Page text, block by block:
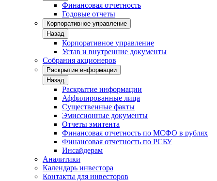
Финансовая отчетность
Годовые отчеты
Корпоративное управление
Назад
Корпоративное управление
Устав и внутренние документы
Собрания акционеров
Раскрытие информации
Назад
Раскрытие информации
Аффилированные лица
Существенные факты
Эмиссионные документы
Отчеты эмитента
Финансовая отчетность по МСФО в рублях
Финансовая отчетность по РСБУ
Инсайдерам
Аналитики
Календарь инвестора
Контакты для инвесторов